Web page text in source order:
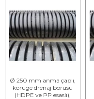
Ø 250 mm anma çaplı,
koruge drenaj borusu
(HDPE ve PP esaslı),